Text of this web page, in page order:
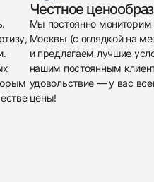
Честное
Мы постоянно мониторим
Москвы (с оглядкой на
и предлагаем лучшие
нашим постоянным
удовольствие — у вас
цены!